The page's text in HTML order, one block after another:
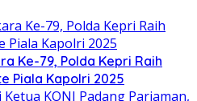
Ke-79, Polda Kepri Raih
Piala Kapolri 2025